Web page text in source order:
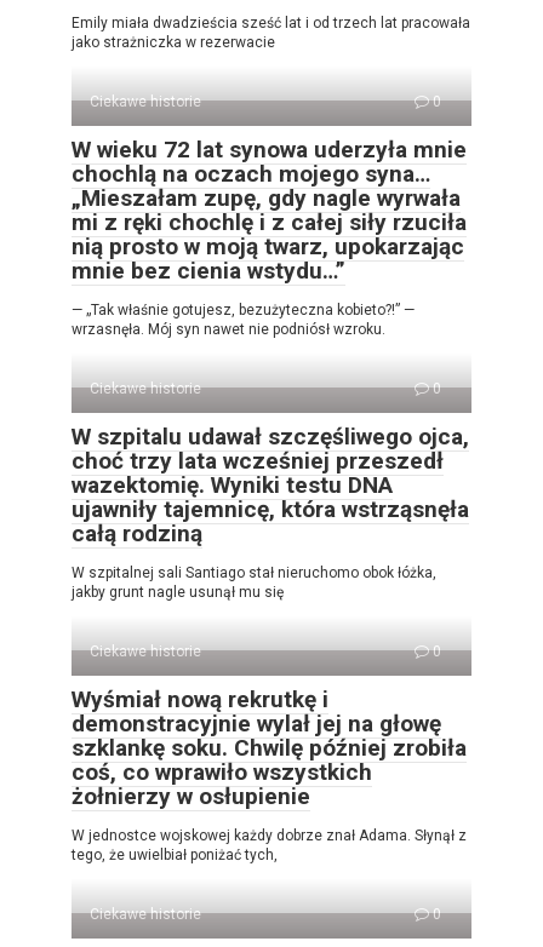
Emily miała dwadzieścia sześć lat i od trzech lat pracowała
jako strażniczka w rezerwacie
Ciekawe historie 0
W wieku 72 lat synowa uderzyła mnie
chochlą na oczach mojego syna…
„Mieszałam zupę, gdy nagle wyrwała
mi z ręki chochlę i z całej siły rzuciła
nią prosto w moją twarz, upokarzając
mnie bez cienia wstydu…”
— „Tak właśnie gotujesz, bezużyteczna kobieto?!” —
wrzasnęła. Mój syn nawet nie podniósł wzroku.
Ciekawe historie 0
W szpitalu udawał szczęśliwego ojca,
choć trzy lata wcześniej przeszedł
wazektomię. Wyniki testu DNA
ujawniły tajemnicę, która wstrząsnęła
całą rodziną
W szpitalnej sali Santiago stał nieruchomo obok łóżka,
jakby grunt nagle usunął mu się
Ciekawe historie 0
Wyśmiał nową rekrutkę i
demonstracyjnie wylał jej na głowę
szklankę soku. Chwilę później zrobiła
coś, co wprawiło wszystkich
żołnierzy w osłupienie
W jednostce wojskowej każdy dobrze znał Adama. Słynął z
tego, że uwielbiał poniżać tych,
Ciekawe historie 0